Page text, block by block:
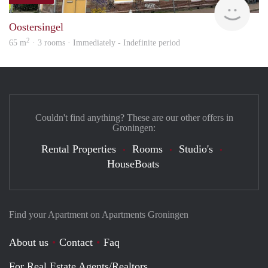
Oostersingel
65 m2 · 3 rooms · Immediately - Indefinite period
Find your Apartment on Apartments Groningen
About us Contact
Faq
Couldn't find anything? These are our other offers in
Groningen:
Rental Properties Rooms
Studio's
HouseBoats